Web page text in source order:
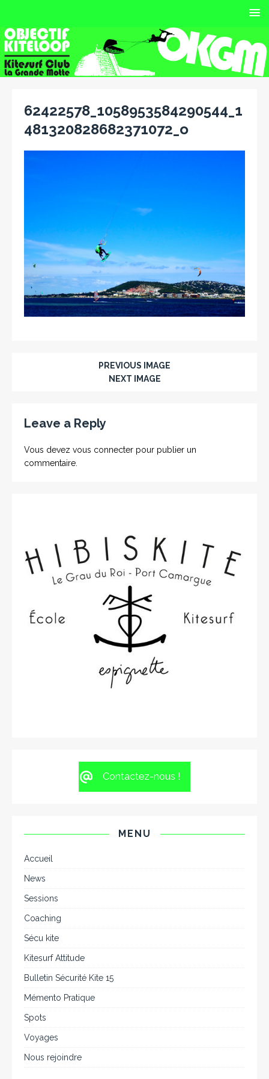
62422578_1058953584290544_1
481320828682371072_o
PREVIOUS IMAGE
NEXT IMAGE
Leave a Reply
Vous devez vous connecter pour publier un
commentaire.
Contactez-nous !
MENU
Accueil
News
Sessions
Coaching
Sécu kite
Kitesurf Attitude
Bulletin Sécurité Kite 15
Mémento Pratique
Spots
Voyages
Nous rejoindre